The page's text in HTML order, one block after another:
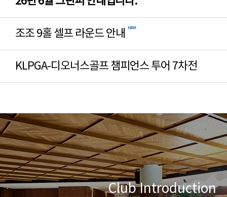
조조 9홀 셀프 라운드 안내
KLPGA-디오너스골프 챔피언스 투어 7차전
Club Introduction